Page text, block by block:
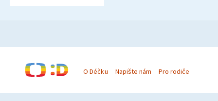
O Déčku Napište nám Pro rodiče